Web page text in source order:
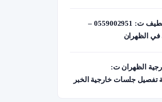
مظلات خرانات القطيف ت: 0559002951 –
الظهران
الظهران ت: